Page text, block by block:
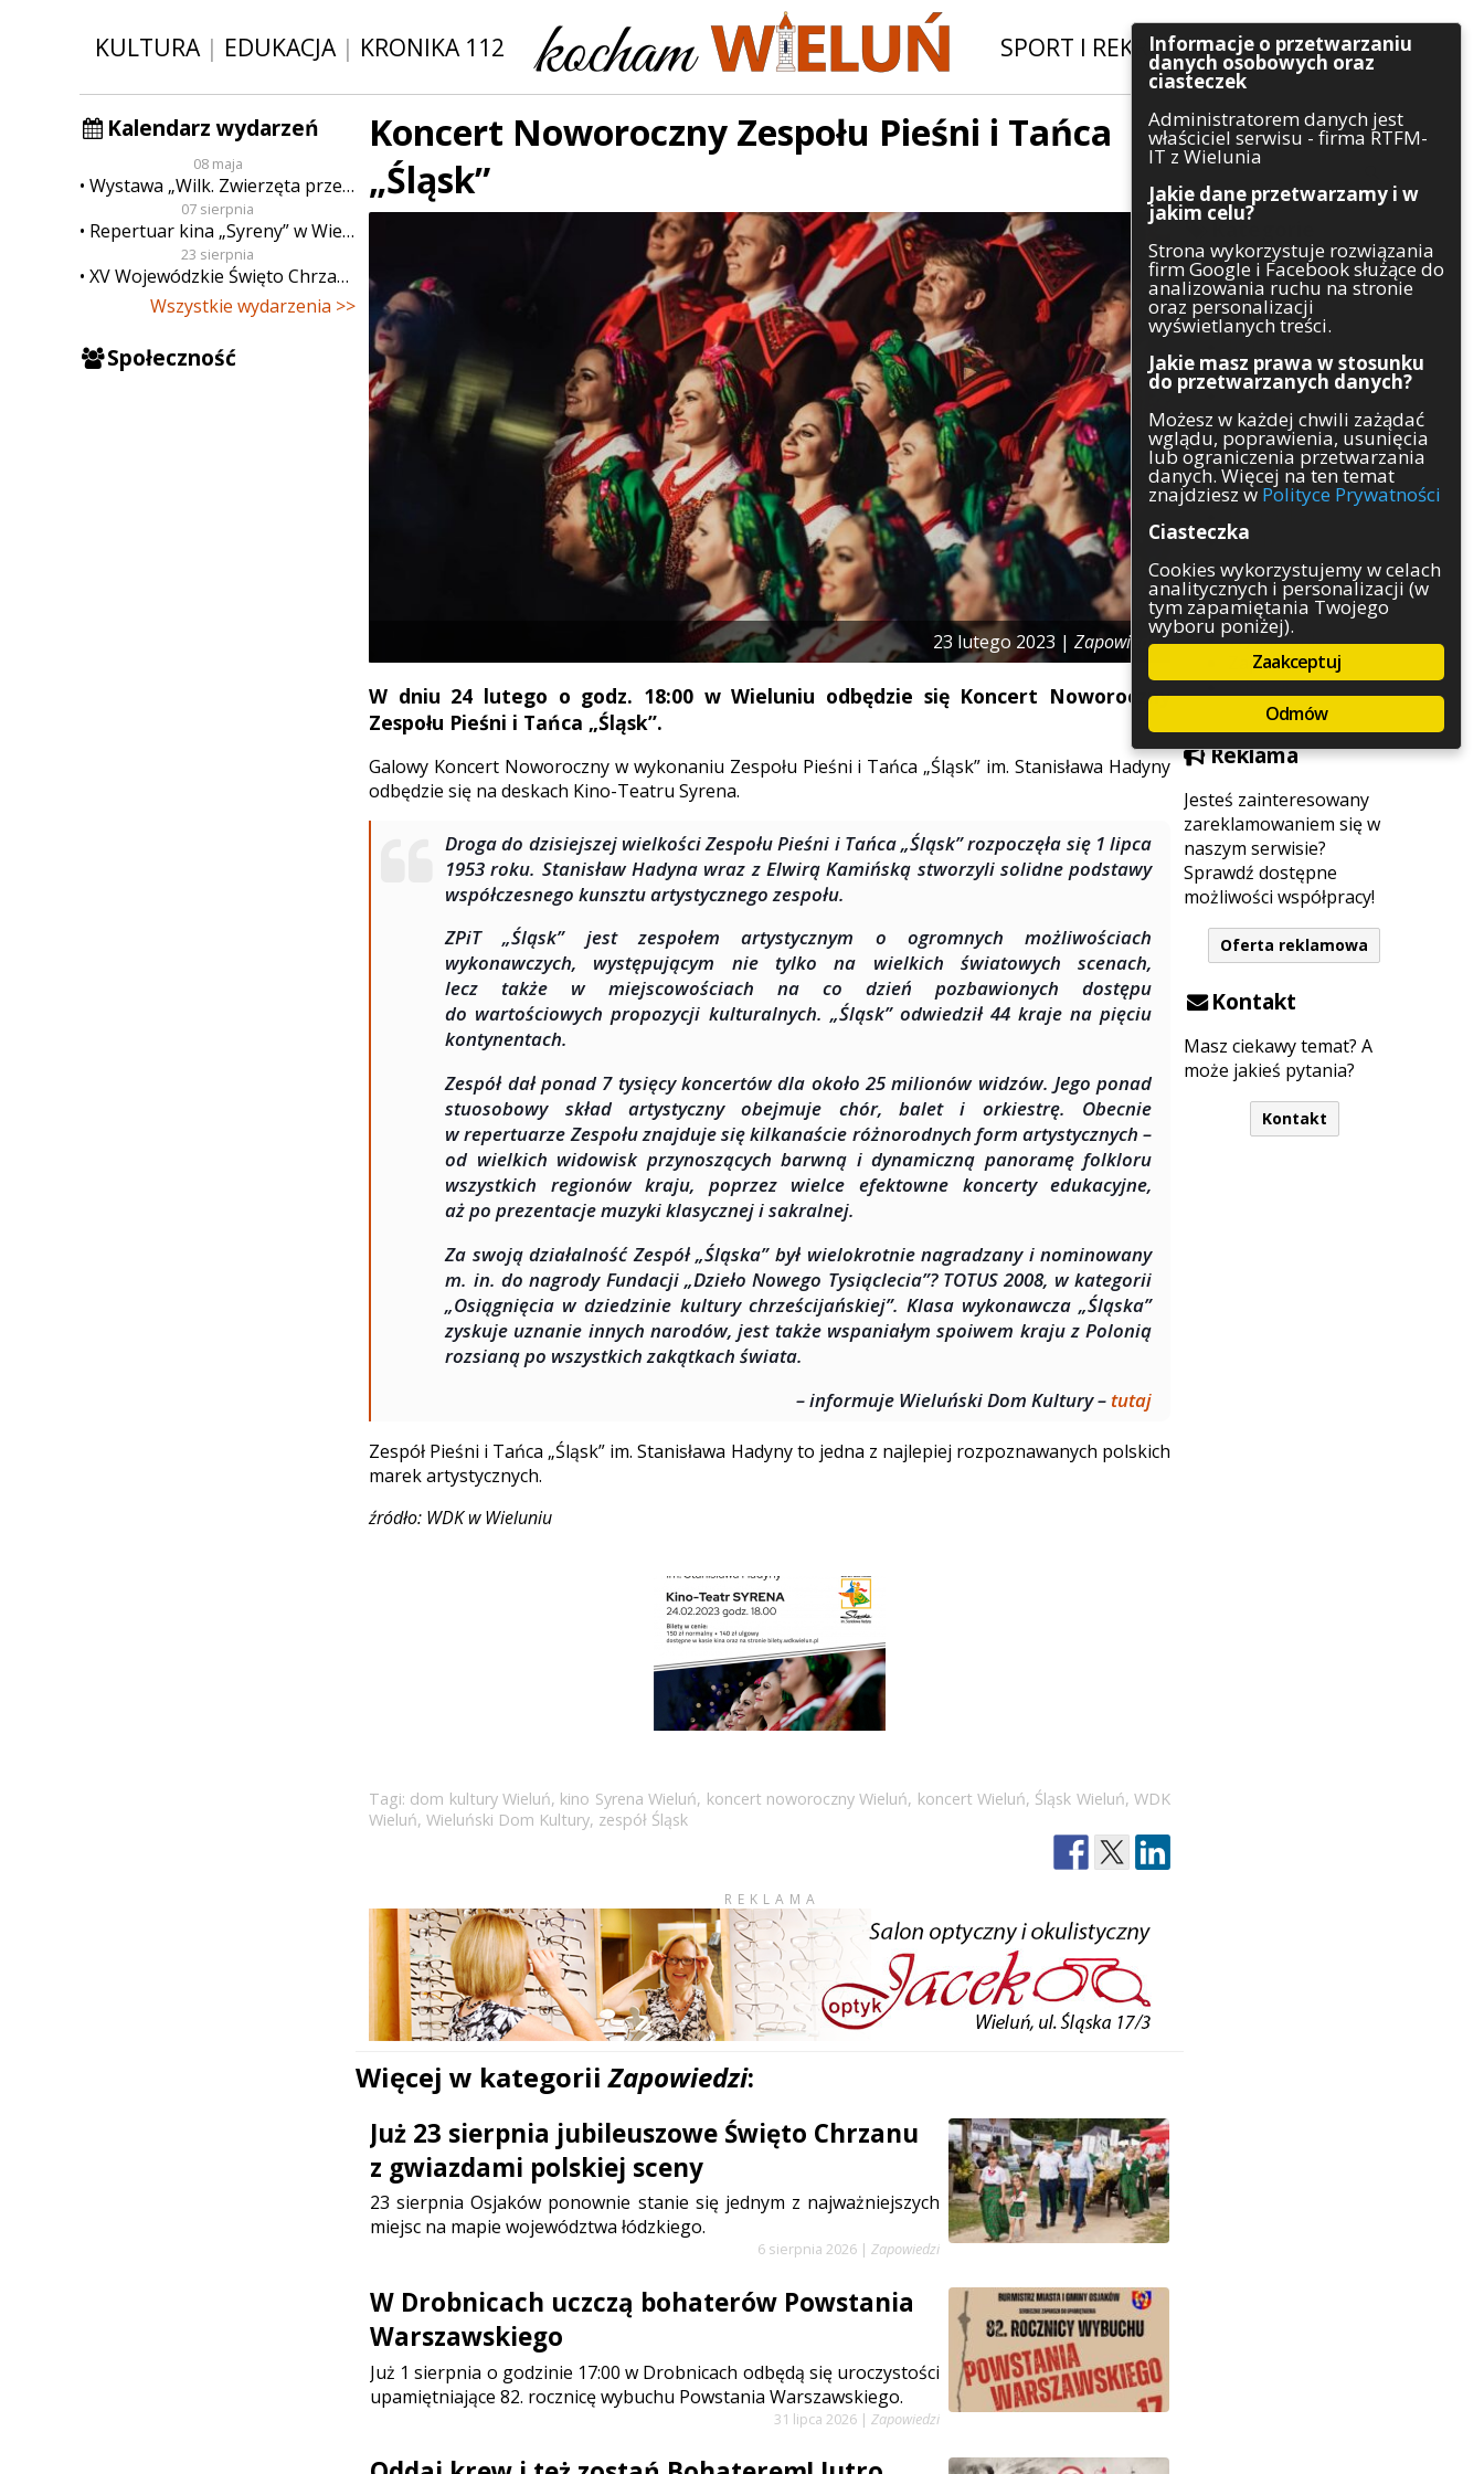
KULTURA| EDUKACJA| KRONIKA 112 SPORT I REKREACJA|INWESTYCJE
Kalendarz wydarzeń
08 maja
Wystawa „Wilk. Zwierzęta przeklęte”
07 sierpnia
Repertuar kina „Syreny” w Wieluniu w dn. od 7 do 13 sierpnia
23 sierpnia
XV Wojewódzkie Święto Chrzanu
Wszystkie wydarzenia >>
Społeczność
Szukaj
Kategorie
Architektura
Gospodarka
Handel
Komunikaty
Kultura
Polityka
Pozostałe
Psychologia
Rolnictwo
Służby
Sport
Środowisko
Szkolnictwo
Wydarzenia
Zapowiedzi
Zdrowie
Reklama
Jesteś zainteresowany
zareklamowaniem się w
naszym serwisie?
Sprawdź dostępne
możliwości współpracy!
Oferta reklamowa
Kontakt
Masz ciekawy temat? A
może jakieś pytania?
Kontakt
Koncert Noworoczny Zespołu Pieśni i Tańca
„Śląsk”
23 lutego 2023 |Zapowiedzi
W dniu 24 lutego o godz. 18:00 w Wieluniu odbędzie się Koncert Noworoczny
Zespołu Pieśni i Tańca „Śląsk”.
Galowy Koncert Noworoczny w wykonaniu Zespołu Pieśni i Tańca „Śląsk” im. Stanisława Hadyny
odbędzie się na deskach Kino-Teatru Syrena.
Droga do dzisiejszej wielkości Zespołu Pieśni i Tańca „Śląsk” rozpoczęła się 1 lipca
1953 roku. Stanisław Hadyna wraz z Elwirą Kamińską stworzyli solidne podstawy
współczesnego kunsztu artystycznego zespołu.
ZPiT „Śląsk” jest zespołem artystycznym o ogromnych możliwościach
wykonawczych, występującym nie tylko na wielkich światowych scenach,
lecz także w miejscowościach na co dzień pozbawionych dostępu
do wartościowych propozycji kulturalnych. „Śląsk” odwiedził 44 kraje na pięciu
kontynentach.
Zespół dał ponad 7 tysięcy koncertów dla około 25 milionów widzów. Jego ponad
stuosobowy skład artystyczny obejmuje chór, balet i orkiestrę. Obecnie
w repertuarze Zespołu znajduje się kilkanaście różnorodnych form artystycznych –
od wielkich widowisk przynoszących barwną i dynamiczną panoramę folkloru
wszystkich regionów kraju, poprzez wielce efektowne koncerty edukacyjne,
aż po prezentacje muzyki klasycznej i sakralnej.
Za swoją działalność Zespół „Śląska” był wielokrotnie nagradzany i nominowany
m. in. do nagrody Fundacji „Dzieło Nowego Tysiąclecia”? TOTUS 2008, w kategorii
„Osiągnięcia w dziedzinie kultury chrześcijańskiej”. Klasa wykonawcza „Śląska”
zyskuje uznanie innych narodów, jest także wspaniałym spoiwem kraju z Polonią
rozsianą po wszystkich zakątkach świata.
– informuje Wieluński Dom Kultury –tutaj
Zespół Pieśni i Tańca „Śląsk” im. Stanisława Hadyny to jedna z najlepiej rozpoznawanych polskich
marek artystycznych.
źródło: WDK w Wieluniu
Tagi: dom kultury Wieluń, kino Syrena Wieluń, koncert noworoczny Wieluń, koncert Wieluń, Śląsk Wieluń,WDK
Wieluń, Wieluński Dom Kultury, zespół Śląsk
REKLAMA
Więcej w kategoriiZapowiedzi:
Już 23 sierpnia jubileuszowe Święto Chrzanu
z gwiazdami polskiej sceny
23 sierpnia Osjaków ponownie stanie się jednym z najważniejszych
miejsc na mapie województwa łódzkiego.
6 sierpnia 2026 | Zapowiedzi
W Drobnicach uczczą bohaterów Powstania
Warszawskiego
Już 1 sierpnia o godzinie 17:00 w Drobnicach odbędą się uroczystości
upamiętniające 82. rocznicę wybuchu Powstania Warszawskiego.
31 lipca 2026 | Zapowiedzi
Informacje o przetwarzaniu
danych osobowych oraz
ciasteczek
Administratorem danych jest
właściciel serwisu - firma RTFM-
IT z Wielunia
Jakie dane przetwarzamy i w
jakim celu?
Strona wykorzystuje rozwiązania
firm Google i Facebook służące do
analizowania ruchu na stronie
oraz personalizacji
wyświetlanych treści.
Jakie masz prawa w stosunku
do przetwarzanych danych?
Możesz w każdej chwili zażądać
wglądu, poprawienia, usunięcia
lub ograniczenia przetwarzania
danych. Więcej na ten temat
znajdziesz w Polityce Prywatności
Ciasteczka
Cookies wykorzystujemy w celach
analitycznych i personalizacji (w
tym zapamiętania Twojego
wyboru poniżej).
Zaakceptuj
Odmów